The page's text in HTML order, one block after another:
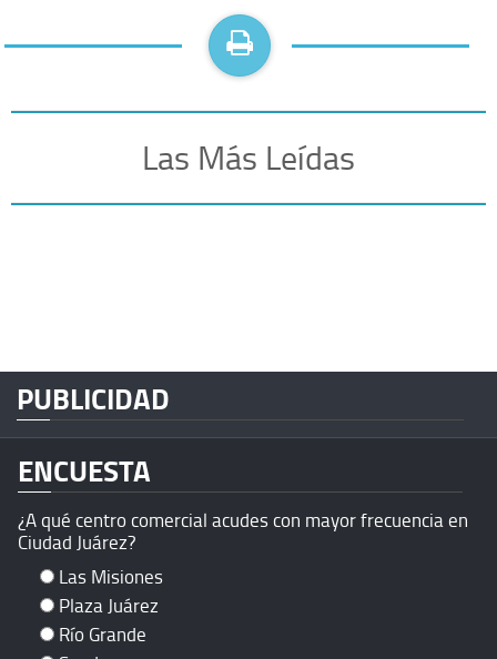
Las Más Leídas
PUBLICIDAD
ENCUESTA
¿A qué centro comercial acudes con mayor frecuencia en
Ciudad Juárez?
Las Misiones
Plaza Juárez
Río Grande